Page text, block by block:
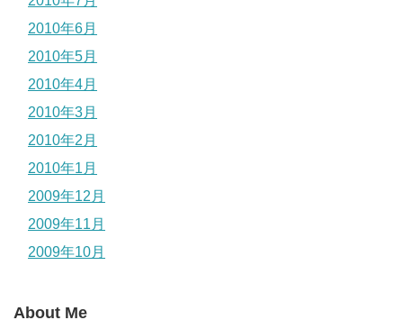
2010年6月
2010年5月
2010年4月
2010年3月
2010年2月
2010年1月
2009年12月
2009年11月
2009年10月
About Me